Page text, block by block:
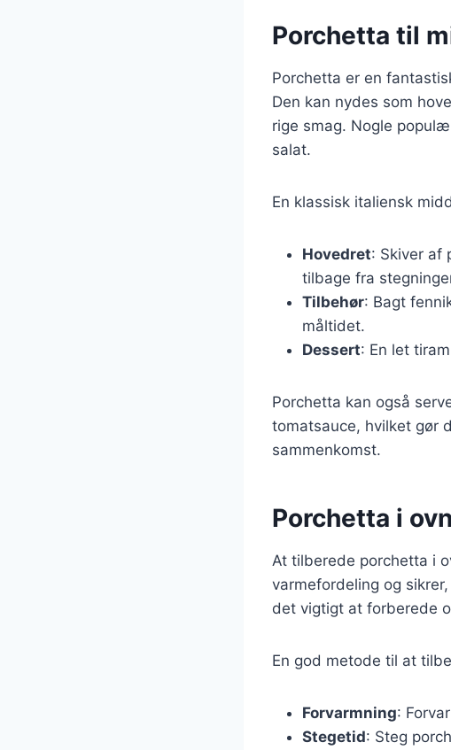
Porchetta til
Porchetta er en
Den kan nydes som
rige smag. Nogle
salat.
En klassisk italiensk
Hovedret: Skiver af
tilbage fra
Tilbehør: Bagt
måltidet.
Dessert: En let
Porchetta kan også
tomatsauce, hvilket gør
sammenkomst.
Porchetta i
At tilberede porchetta i
varmefordeling og
det vigtigt at forberede
En god metode til at
Forvarmning:
Stegetid: Steg